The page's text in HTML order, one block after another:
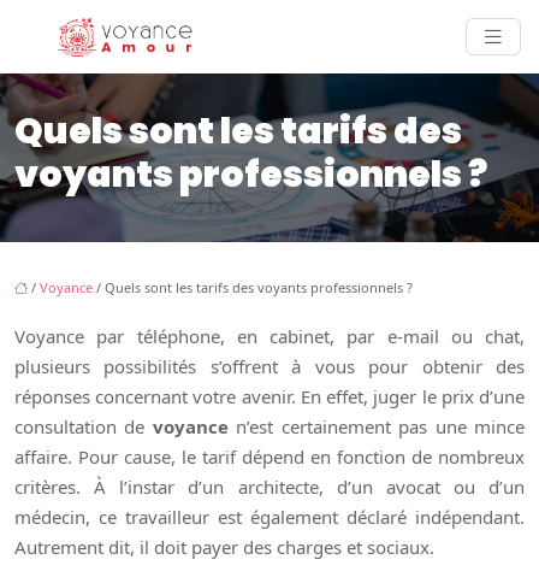
Quels sont les tarifs des
voyants professionnels ?
/ Voyance / Quels sont les tarifs des voyants professionnels ?
Voyance par téléphone, en cabinet, par e-mail ou chat,
plusieurs possibilités s’offrent à vous pour obtenir des
réponses concernant votre avenir. En effet, juger le prix d’une
consultation de voyancen’est certainement pas une mince
affaire. Pour cause, le tarif dépend en fonction de nombreux
critères. À l’instar d’un architecte, d’un avocat ou d’un
médecin, ce travailleur est également déclaré indépendant.
Autrement dit, il doit payer des charges et sociaux.